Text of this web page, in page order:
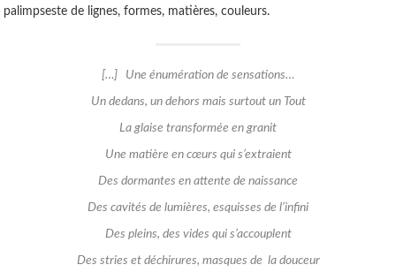
palimpseste de lignes, formes, matières, couleurs.
[…] Une énumération de sensations…
Un dedans, un dehors mais surtout un Tout
La glaise transformée en granit
Une matière en cœurs qui s’extraient
Des dormantes en attente de naissance
Des cavités de lumières, esquisses de l’infini
Des pleins, des vides qui s’accouplent
Des stries et déchirures, masques de la douceur